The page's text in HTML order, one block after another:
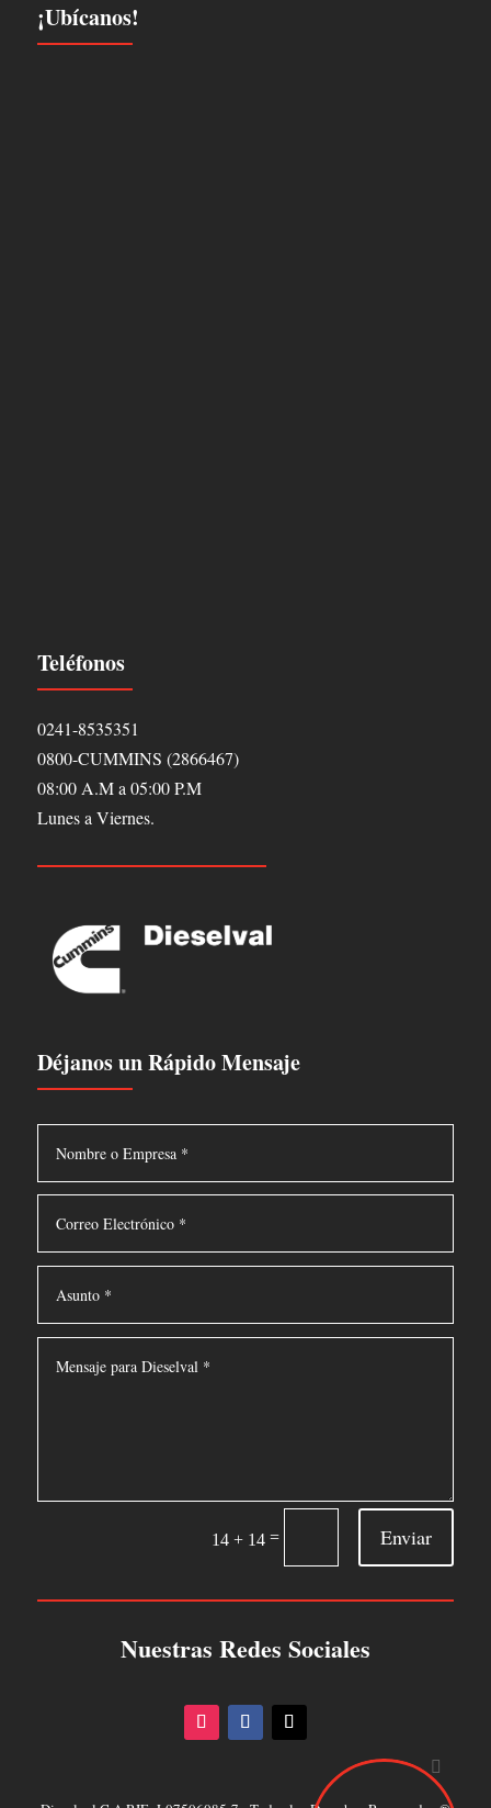
¡Ubícanos!
Teléfonos
0241-8535351
0800-CUMMINS (2866467)
08:00 A.M a 05:00 P.M
Lunes a Viernes.
Déjanos un Rápido Mensaje
14 + 14 = Enviar
Nuestras Redes Sociales